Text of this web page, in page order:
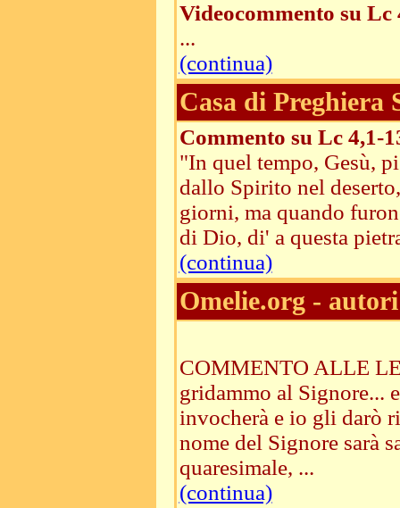
Videocommento su Lc
...
(continua)
Casa di Preghiera
Commento su Lc 4,1-
"In quel tempo, Gesù,
dallo Spirito nel
giorni, ma quando
di Dio, di' a questa
(continua)
Omelie.org -
COMMENTO ALLE
gridammo al Signore...
invocherà e io gli darò
nome del Signore sarà
quaresimale, ...
(continua)